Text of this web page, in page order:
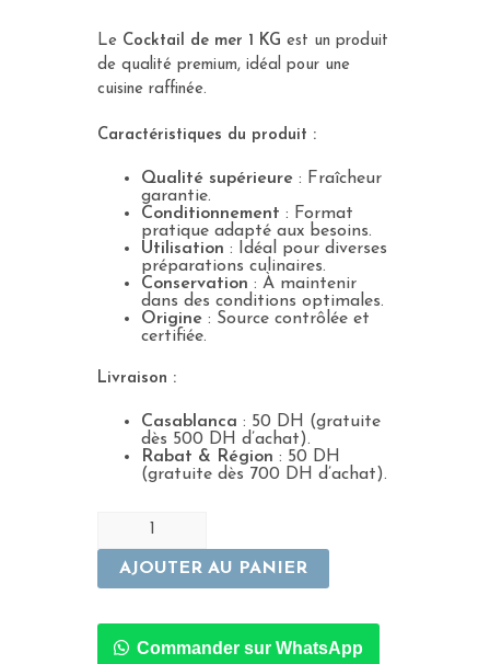
Le Cocktail de mer 1 KG est un produit
de qualité premium, idéal pour une
cuisine raffinée.
Caractéristiques du produit :
Qualité supérieure : Fraîcheur
garantie.
Conditionnement : Format
pratique adapté aux besoins.
Utilisation : Idéal pour diverses
préparations culinaires.
Conservation : À maintenir
dans des conditions optimales.
Origine : Source contrôlée et
certifiée.
Livraison :
Casablanca : 50 DH (gratuite
dès 500 DH d’achat).
Rabat & Région : 50 DH
(gratuite dès 700 DH d’achat).
AJOUTER AU PANIER
Commander sur WhatsApp